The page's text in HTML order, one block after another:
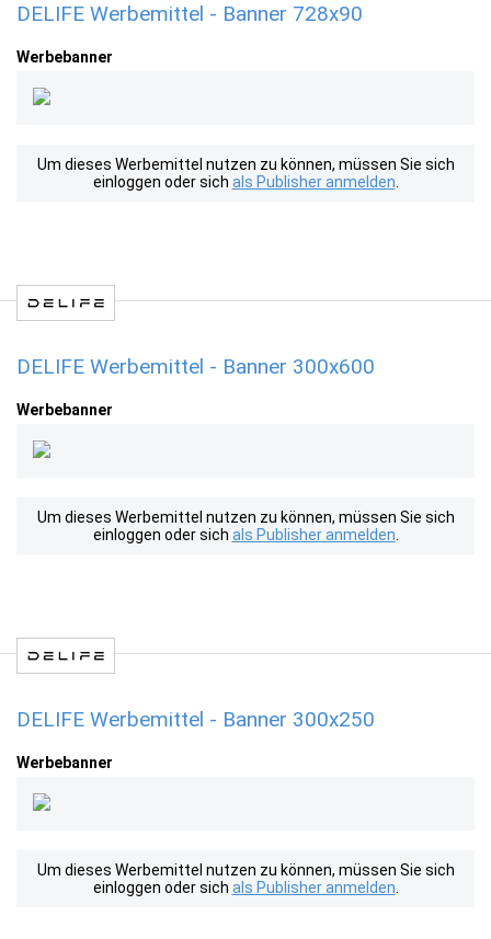
DELIFE Werbemittel - Banner 728x90
Werbebanner
Um dieses Werbemittel nutzen zu können, müssen Sie sich
einloggen oder sich als Publisher anmelden
DELIFE Werbemittel - Banner 300x600
Werbebanner
Um dieses Werbemittel nutzen zu können, müssen Sie sich
einloggen oder sich als Publisher anmelden
DELIFE Werbemittel - Banner 300x250
Werbebanner
Um dieses Werbemittel nutzen zu können, müssen Sie sich
einloggen oder sich als Publisher anmelden